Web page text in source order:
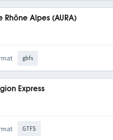
Alpes (AURA)
gbfs
Express
GTFS